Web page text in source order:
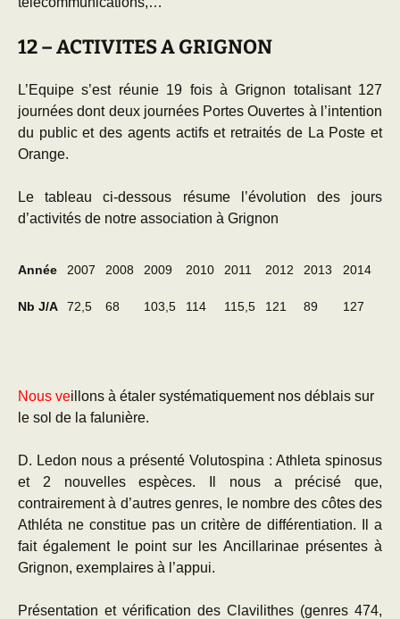
12 – ACTIVITES A GRIGNON
L’Equipe s’est réunie 19 fois à Grignon totalisant 127
journées dont deux journées Portes Ouvertes à l’intention
du public et des agents actifs et retraités de La Poste et
Orange.
Le tableau ci-dessous résume l’évolution des jours
d’activités de notre association à Grignon
Année 2007 2008 2009 2010 2011 2012 2013 2014
Nb J/A 72,5 68 103,5 114 115,5 121 89 127
Nous veillons à étaler systématiquement nos déblais sur
le sol de la falunière.
D. Ledon nous a présenté Volutospina : Athleta spinosus
et 2 nouvelles espèces. Il nous a précisé que,
contrairement à d’autres genres, le nombre des côtes des
Athléta ne constitue pas un critère de différentiation. Il a
fait également le point sur les Ancillarinae présentes à
Grignon, exemplaires à l’appui.
Présentation et vérification des Clavilithes (genres 474,